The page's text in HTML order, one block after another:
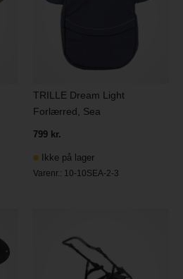
TRILLE Dream Light
Forlærred, Sea
799 kr.
Ikke på lager
Varenr.: 10-10SEA-2-3